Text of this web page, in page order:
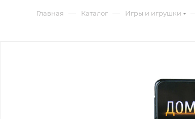
Главная — Каталог — Игры и игрушки